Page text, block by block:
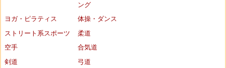
ング
ヨガ・ピラティス
体操・ダンス
ストリート系スポーツ
柔道
空手
合気道
剣道
弓道